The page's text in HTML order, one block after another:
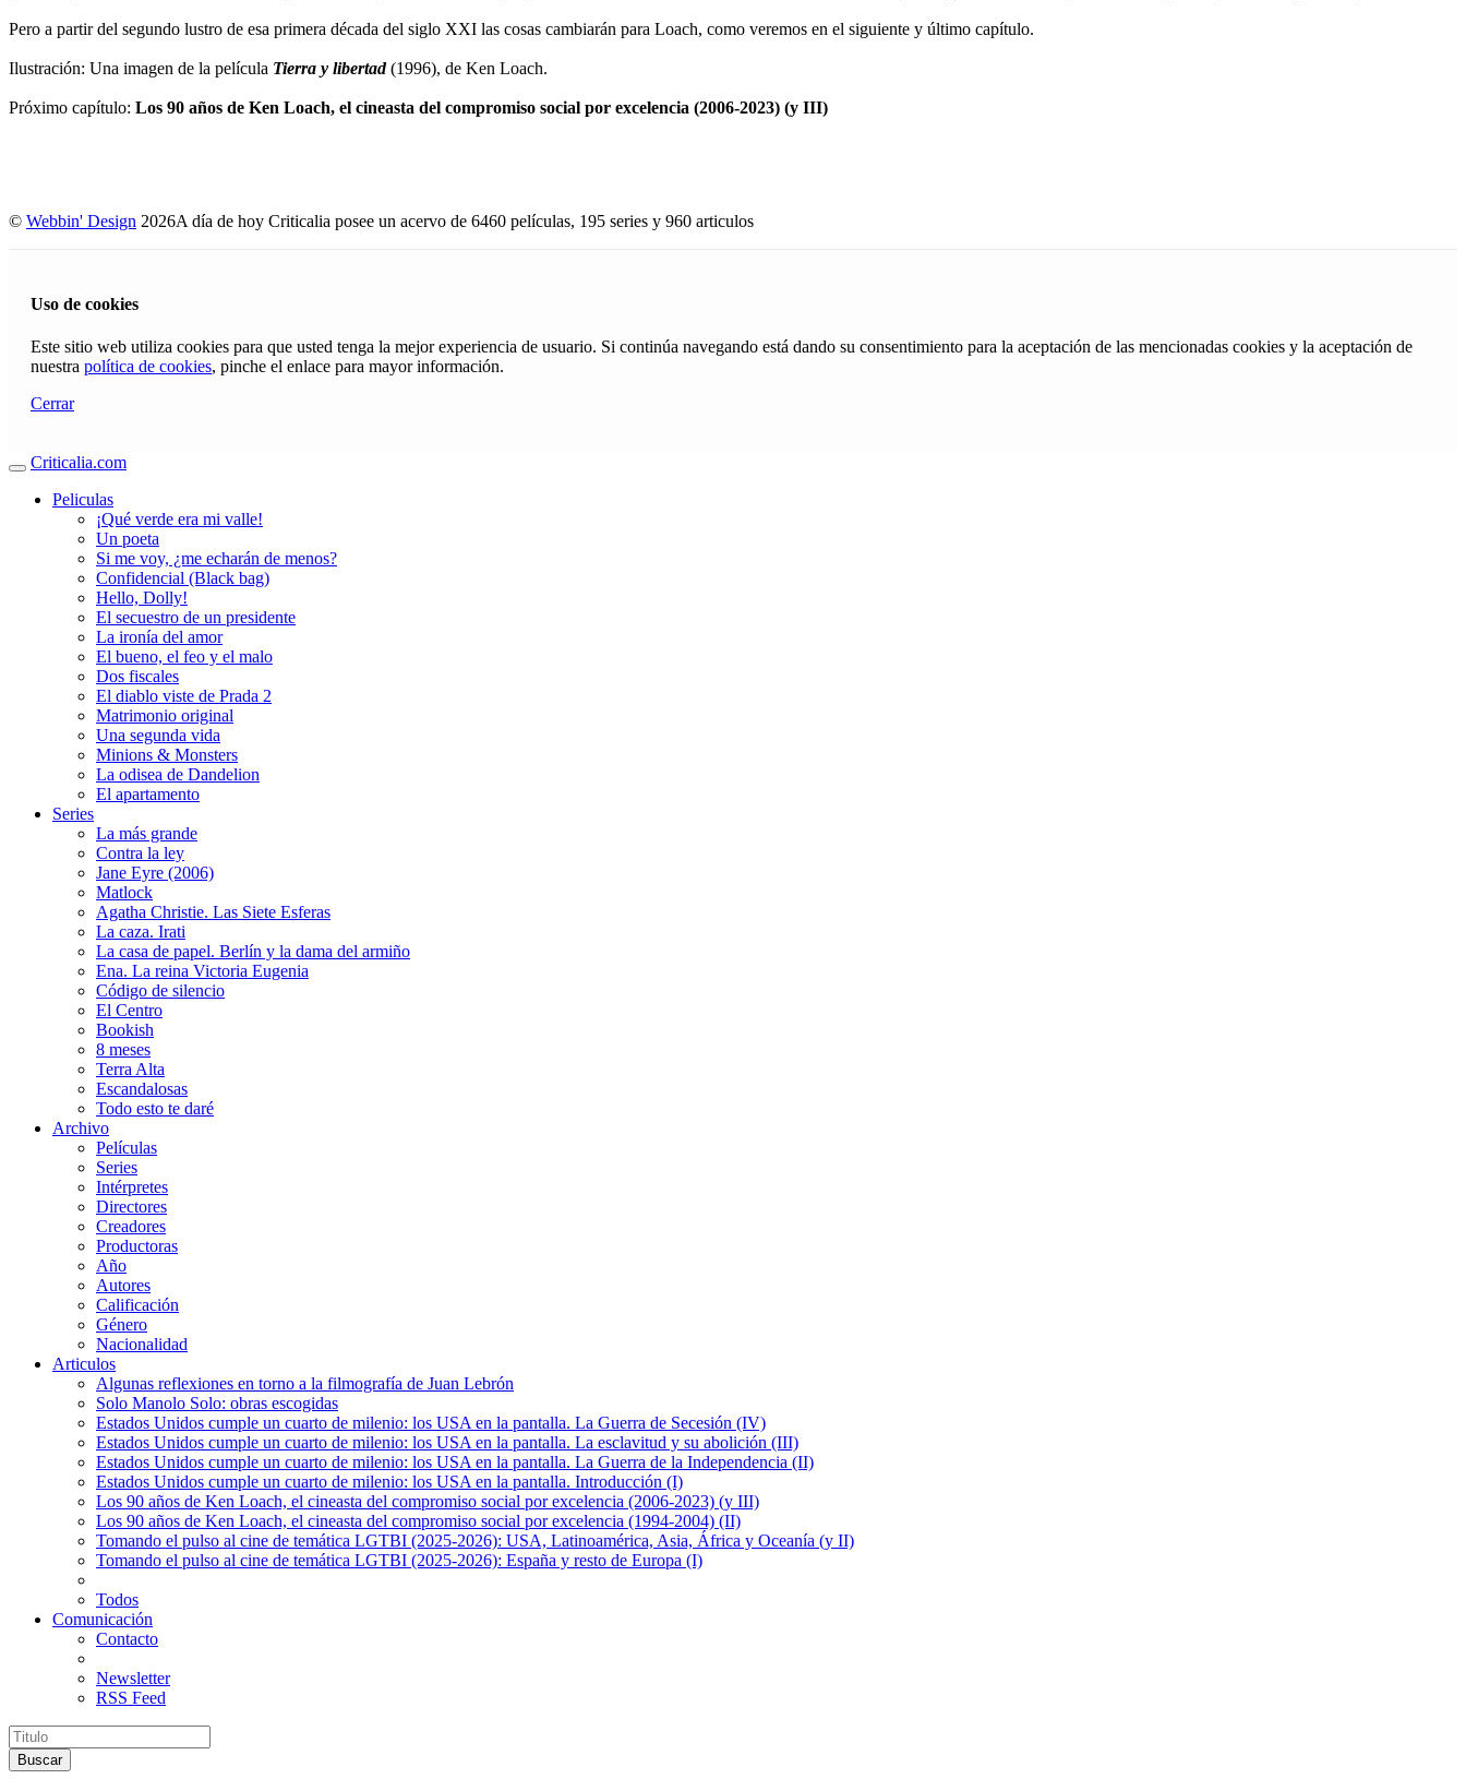
Pero a partir del segundo lustro de esa primera década del siglo XXI las cosas cambiarán para Loach, como veremos en el siguiente y último capítulo.
Ilustración: Una imagen de la película Tierra y libertad(1996), de Ken Loach.
Próximo capítulo: Los 90 años de Ken Loach, el cineasta del compromiso social por excelencia (2006-2023) (y III)
© Webbin' Design 2026A día de hoy Criticalia posee un acervo de 6460 películas, 195 series y 960 articulos
Uso de cookies
Este sitio web utiliza cookies para que usted tenga la mejor experiencia de usuario. Si continúa navegando está dando su consentimiento para la aceptación de las mencionadas cookies y la aceptación de
nuestra política de cookies, pinche el enlace para mayor información.
Cerrar
Criticalia.com
Peliculas
¡Qué verde era mi valle!
Un poeta
Si me voy, ¿me echarán de menos?
Confidencial (Black bag)
Hello, Dolly!
El secuestro de un presidente
La ironía del amor
El bueno, el feo y el malo
Dos fiscales
El diablo viste de Prada 2
Matrimonio original
Una segunda vida
Minions & Monsters
La odisea de Dandelion
El apartamento
Series
La más grande
Contra la ley
Jane Eyre (2006)
Matlock
Agatha Christie. Las Siete Esferas
La caza. Irati
La casa de papel. Berlín y la dama del armiño
Ena. La reina Victoria Eugenia
Código de silencio
El Centro
Bookish
8 meses
Terra Alta
Escandalosas
Todo esto te daré
Archivo
Películas
Series
Intérpretes
Directores
Creadores
Productoras
Año
Autores
Calificación
Género
Nacionalidad
Articulos
Algunas reflexiones en torno a la filmografía de Juan Lebrón
Solo Manolo Solo: obras escogidas
Estados Unidos cumple un cuarto de milenio: los USA en la pantalla. La Guerra de Secesión (IV)
Estados Unidos cumple un cuarto de milenio: los USA en la pantalla. La esclavitud y su abolición (III)
Estados Unidos cumple un cuarto de milenio: los USA en la pantalla. La Guerra de la Independencia (II)
Estados Unidos cumple un cuarto de milenio: los USA en la pantalla. Introducción (I)
Los 90 años de Ken Loach, el cineasta del compromiso social por excelencia (2006-2023) (y III)
Los 90 años de Ken Loach, el cineasta del compromiso social por excelencia (1994-2004) (II)
Tomando el pulso al cine de temática LGTBI (2025-2026): USA, Latinoamérica, Asia, África y Oceanía (y II)
Tomando el pulso al cine de temática LGTBI (2025-2026): España y resto de Europa (I)
Todos
Comunicación
Contacto
Newsletter
RSS Feed
Buscar